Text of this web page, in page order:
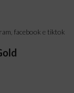
facebook e tiktok